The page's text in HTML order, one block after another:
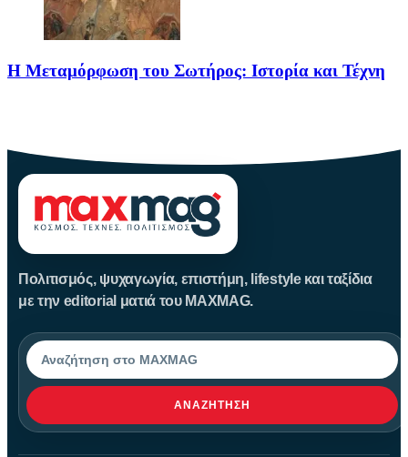
Η Μεταμόρφωση του Σωτήρος: Ιστορία και Τέχνη
Πολιτισμός, ψυχαγωγία, επιστήμη, lifestyle και ταξίδια
με την editorial ματιά του MAXMAG.
Αναζήτηση
ΑΝΑΖΉΤΗΣΗ